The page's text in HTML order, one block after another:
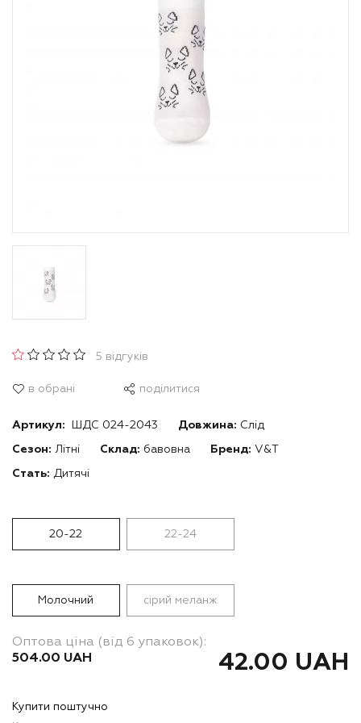
5 відгуків
в обрані поділитися
Артикул: ШДС 024-2043 Довжина: Слід
Сезон: Літні Склад: бавовна Бренд: V&T
Стать: Дитячі
20-22 22-24
Молочний сірий меланж
Оптова ціна (від 6 упаковок):
504.00 UAH
42.00 UAH
Купити поштучно